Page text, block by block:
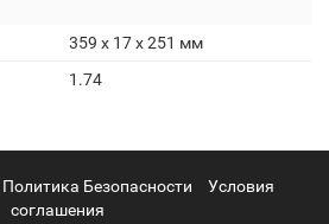
359 x 17 x 251 мм
1.74
Политика Безопасности
Условия
соглашения